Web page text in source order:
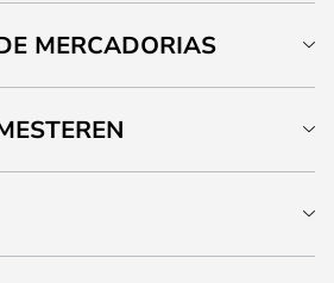
MERCADORIAS